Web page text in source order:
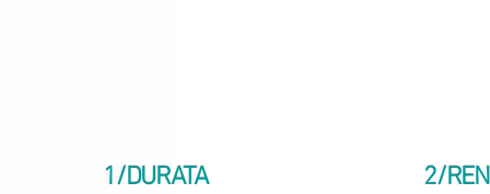
1/DURATA 2/